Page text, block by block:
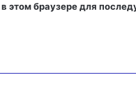
этом браузере для